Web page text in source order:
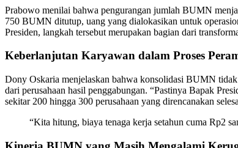
Prabowo menilai bahwa pengurangan jumlah BUMN
750 BUMN ditutup, uang yang dialokasikan untuk
Presiden, langkah tersebut merupakan bagian dari
Keberlanjutan Karyawan dalam Proses
Dony Oskaria menjelaskan bahwa konsolidasi BUMN
dari perusahaan hasil penggabungan. “Pastinya Bapak
sekitar 200 hingga 300 perusahaan yang direncanakan
“Kita hitung, biaya tenaga kerja setahun cuma Rp2